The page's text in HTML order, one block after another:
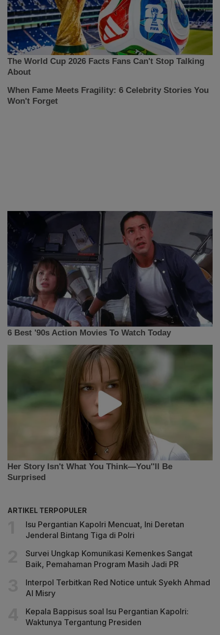
ARTIKEL TERPOPULER
Isu Pergantian Kapolri Mencuat, Ini Deretan
Jenderal Bintang Tiga di Polri
Survei Ungkap Komunikasi Kemenkes Sangat
Baik, Pemahaman Program Masih Jadi PR
Interpol Terbitkan Red Notice untuk Syekh Ahmad
Al Misry
Kepala Bappisus soal Isu Pergantian Kapolri:
Waktunya Tergantung Presiden